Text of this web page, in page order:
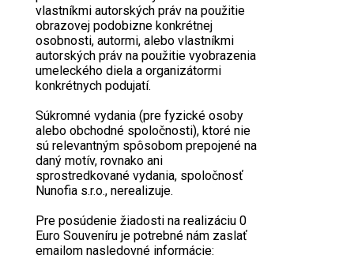
vlastníkmi autorských práv na použitie
obrazovej podobizne konkrétnej
osobnosti, autormi, alebo vlastníkmi
autorských práv na použitie vyobrazenia
umeleckého diela a organizátormi
konkrétnych podujatí.
Súkromné vydania (pre fyzické osoby
alebo obchodné spoločnosti), ktoré nie
sú relevantným spôsobom prepojené na
daný motív, rovnako ani
sprostredkované vydania, spoločnosť
Nunofia s.r.o., nerealizuje.
Pre posúdenie žiadosti na realizáciu 0
Euro Souveníru je potrebné nám zaslať
emailom nasledovné informácie: